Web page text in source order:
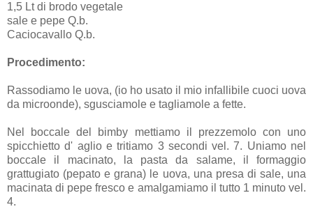
1,5 Lt di brodo vegetale
sale e pepe Q.b.
Caciocavallo Q.b.
Procedimento:
Rassodiamo le uova, (io ho usato il mio infallibile cuoci uova
da microonde), sgusciamole e tagliamole a fette.
Nel boccale del bimby mettiamo il prezzemolo con uno
spicchietto d' aglio e tritiamo 3 secondi vel. 7. Uniamo nel
boccale il macinato, la pasta da salame, il formaggio
grattugiato (pepato e grana) le uova, una presa di sale, una
macinata di pepe fresco e amalgamiamo il tutto 1 minuto vel.
4.